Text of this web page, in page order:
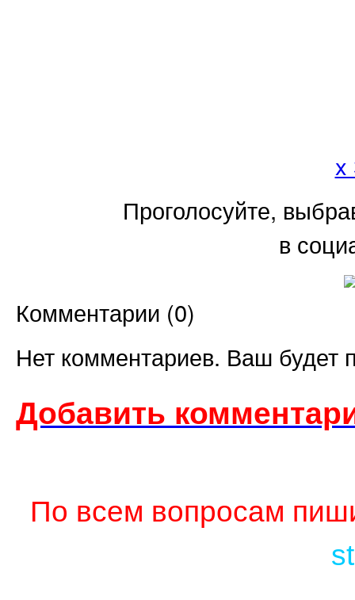
x
Проголосуйте,
в
Комментарии (0)
Нет комментариев. Ваш будет
Добавить
По всем вопросам